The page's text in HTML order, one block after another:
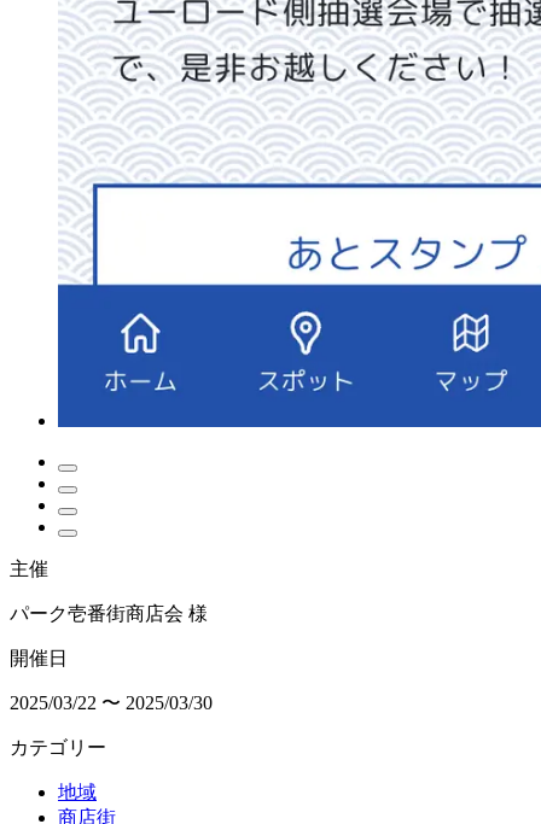
主催
パーク壱番街商店会 様
開催日
2025/03/22 〜 2025/03/30
カテゴリー
地域
商店街